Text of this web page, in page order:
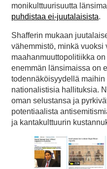
monikulttuurisuutta
puhdistaa ei-juutalaisista.
Shafferin mukaan
vähemmistö, minkä vuoksi
maahanmuuttopolitiikka
enemmän länsimaissa on
todennäköisyydellä
nationalistisia hallituksia.
oman selustansa ja
potentiaalista
ja kantakulttuurin